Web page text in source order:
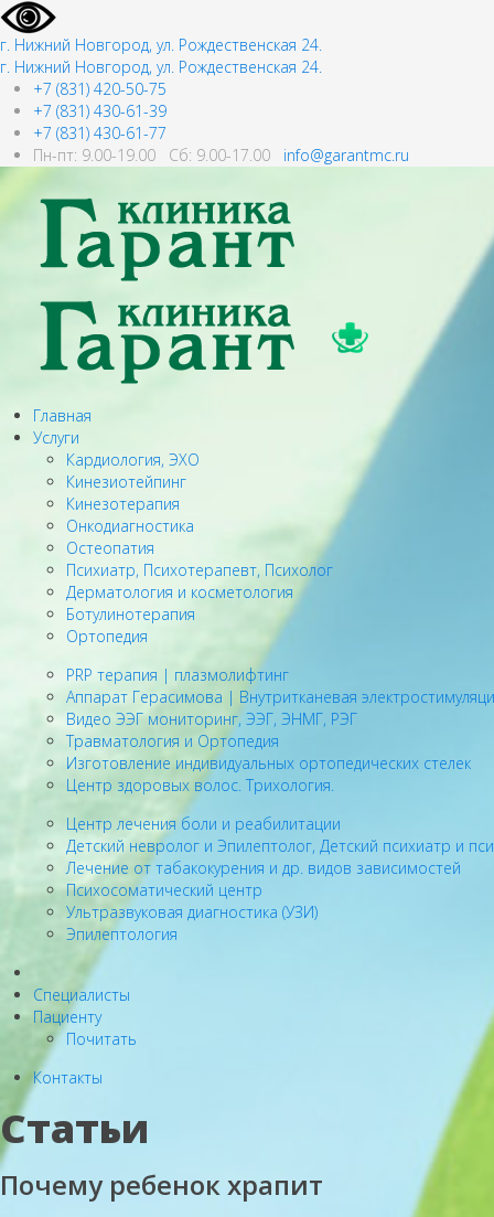
г. Нижний Новгород, ул. Рождественская 24.
г. Нижний Новгород, ул. Рождественская 24.
+7 (831) 420-50-75
+7 (831) 430-61-39
+7 (831) 430-61-77
Пн-пт: 9.00-19.00 Сб: 9.00-17.00 info@garantmc.ru
Главная
Услуги
Кардиология, ЭХО
Кинезиотейпинг
Кинезотерапия
Онкодиагностика
Остеопатия
Психиатр, Психотерапевт, Психолог
Дерматология и косметология
Ботулинотерапия
Ортопедия
PRP терапия | плазмолифтинг
Аппарат Герасимова | Внутритканевая
Видео ЭЭГ мониторинг, ЭЭГ, ЭНМГ, РЭГ
Травматология и Ортопедия
Изготовление индивидуальных ортопедических стелек
Центр здоровых волос. Трихология.
Центр лечения боли и реабилитации
Детский невролог и Эпилептолог, Детский психиатр и
Лечение от табакокурения и др. видов зависимостей
Психосоматический центр
Ультразвуковая диагностика (УЗИ)
Эпилептология
Специалисты
Пациенту
Почитать
Контакты
Статьи
Почему ребенок храпит